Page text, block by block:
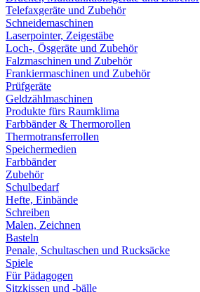
Telefaxgeräte und Zubehör
Schneidemaschinen
Laserpointer, Zeigestäbe
Loch-, Ösgeräte und Zubehör
Falzmaschinen und Zubehör
Frankiermaschinen und Zubehör
Prüfgeräte
Geldzählmaschinen
Produkte fürs Raumklima
Farbbänder & Thermorollen
Thermotransferrollen
Speichermedien
Farbbänder
Zubehör
Schulbedarf
Hefte, Einbände
Schreiben
Malen, Zeichnen
Basteln
Penale, Schultaschen und Rucksäcke
Spiele
Für Pädagogen
Sitzkissen und -bälle